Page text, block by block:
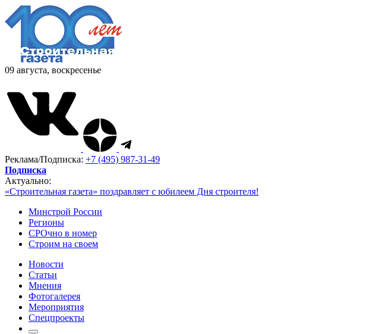
09 августа, воскресенье
Реклама/Подписка: +7 (495) 987-31-49
Подписка
Актуально:
«Строительная газета» поздравляет с юбилеем Дня строителя!
Минстрой России
Регионы
СРОчно в номер
Строим на своем
Новости
Статьи
Мнения
Фотогалерея
Мероприятия
Спецпроекты